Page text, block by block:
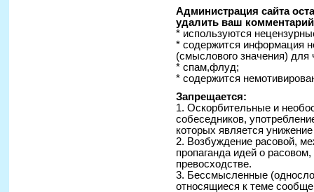
Администрация сайта
удалить ваш
* используются
* содержится информация
(смыслового значения) для
* спам,флуд;
* содержится
Запрещается:
1. Оскорбительные и
собеседников,
которых является
2. Возбуждение расовой,
пропаганда идей о
превосходстве.
3. Бессмысленные
относящиеся к теме